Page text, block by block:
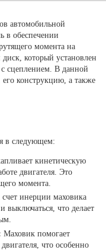
автомобильной
в обеспечении
момента на
который установлен
с сцеплением. В данной
конструкцию, а также
в следующем:
кинетическую
двигателя. Это
момента.
счет инерции маховика
выключаться, что делает
Маховик помогает
что особенно